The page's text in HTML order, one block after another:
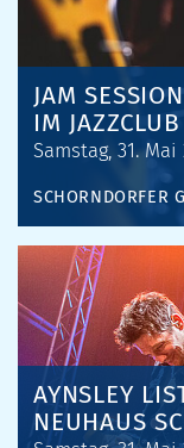
JAM SESSION
IM
Samstag, 31.
SCHORNDORFER
AYNSLEY
NEUHAUS